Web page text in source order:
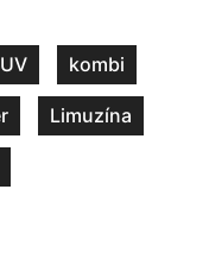
kombi
Limuzína